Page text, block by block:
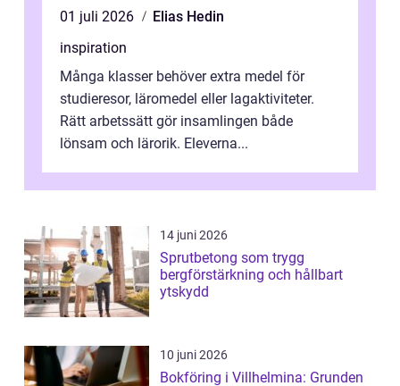
01 juli 2026
Elias Hedin
inspiration
Många klasser behöver extra medel för
studieresor, läromedel eller lagaktiviteter.
Rätt arbetssätt gör insamlingen både
lönsam och lärorik. Eleverna...
14 juni 2026
Sprutbetong som trygg
bergförstärkning och hållbart
ytskydd
10 juni 2026
Bokföring i Villhelmina: Grunden